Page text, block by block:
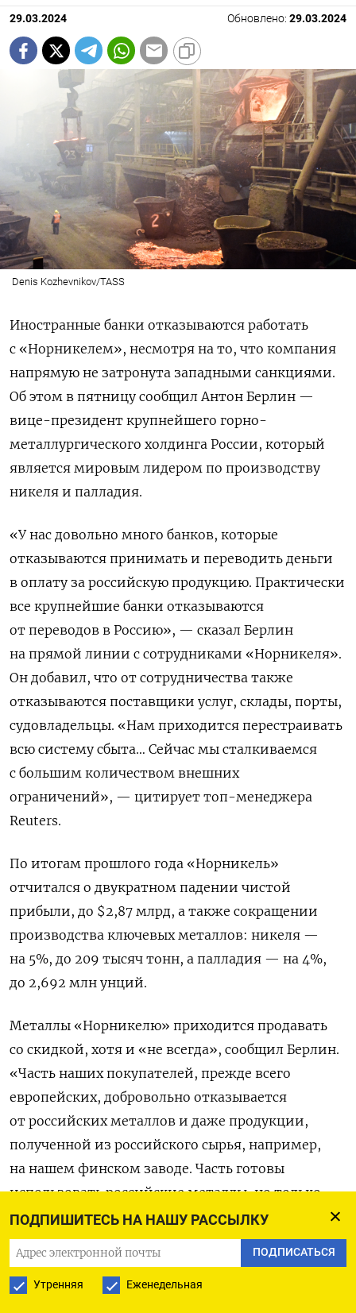
ПОДПИШИТЕСЬ НА НАШУ РАССЫЛКУ
ПОДПИСАТЬСЯ
Утренняя Еженедельная
29.03.2024 Обновлено: 29.03.2024
Denis Kozhevnikov/TASS
Иностранные банки отказываются работать
с «Норникелем», несмотря на то, что компания
напрямую не затронута западными санкциями.
Об этом в пятницу сообщил Антон Берлин —
вице-президент крупнейшего горно-
металлургического холдинга России, который
является мировым лидером по производству
никеля и палладия.
«У нас довольно много банков, которые
отказываются принимать и переводить деньги
в оплату за российскую продукцию. Практически
все крупнейшие банки отказываются
от переводов в Россию», — сказал Берлин
на прямой линии с сотрудниками «Норникеля».
Он добавил, что от сотрудничества также
отказываются поставщики услуг, склады, порты,
судовладельцы. «Нам приходится перестраивать
всю систему сбыта… Сейчас мы сталкиваемся
с большим количеством внешних
ограничений», — цитирует топ-менеджера
Reuters.
По итогам прошлого года «Норникель»
отчитался о двукратном падении чистой
прибыли, до $2,87 млрд, а также сокращении
производства ключевых металлов: никеля —
на 5%, до 209 тысяч тонн, а палладия — на 4%,
до 2,692 млн унций.
Металлы «Норникелю» приходится продавать
со скидкой, хотя и «не всегда», сообщил Берлин.
«Часть наших покупателей, прежде всего
европейских, добровольно отказывается
от российских металлов и даже продукции,
полученной из российского сырья, например,
на нашем финском заводе. Часть готовы
использовать российские металлы, но только
покупать не у компании, входящей в российскую
группу, а у кого-то независимого», — рассказал
топ-менеджер.